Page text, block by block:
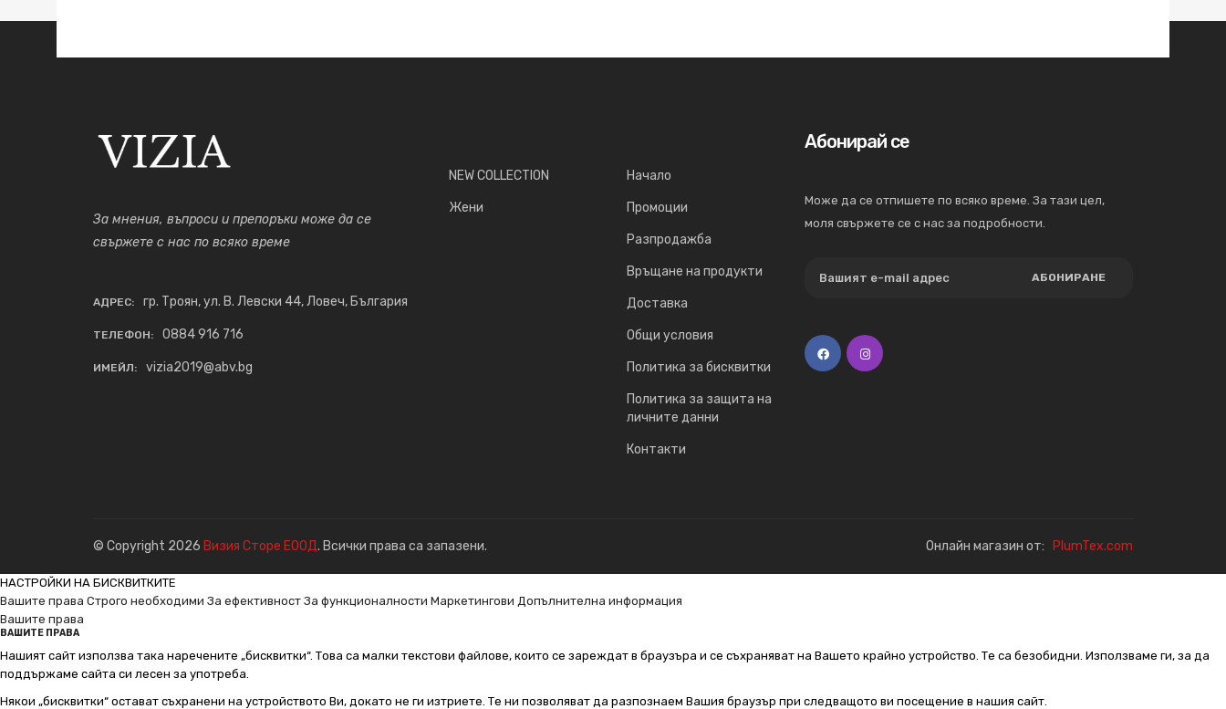
За мнения, въпроси и препоръки може да се
свържете с нас по всяко време
АДРЕС: гр. Троян, ул. В. Левски 44, Ловеч, България
ТЕЛЕФОН: 0884 916 716
ИМЕЙЛ: vizia2019@abv.bg
NEW COLLECTION
Жени
Начало
Промоции
Разпродажба
Връщане на продукти
Доставка
Общи условия
Политика за бисквитки
Политика за защита на
личните данни
Контакти
Абонирай се
Може да се отпишете по всяко време. За тази цел,
моля свържете се с нас за подробности.
АБОНИРАНЕ
© Copyright 2026 Визия Сторе ЕООД. Всички права са запазени. Онлайн магазин от: PlumTex.com
НАСТРОЙКИ НА БИСКВИТКИТЕ
Вашите права Строго необходими За ефективност За функционалности Маркетингови Допълнителна информация
Вашите права
ВАШИТЕ ПРАВА
Нашият сайт използва така наречените „бисквитки“. Това са малки текстови файлове, които се зареждат в браузъра и се съхраняват на Вашето крайно устройство. Те са безобидни. Използваме ги, за да
поддържаме сайта си лесен за употреба.
Някои „бисквитки“ остават съхранени на устройството Ви, докато не ги изтриете. Те ни позволяват да разпознаем Вашия браузър при следващото ви посещение в нашия сайт.